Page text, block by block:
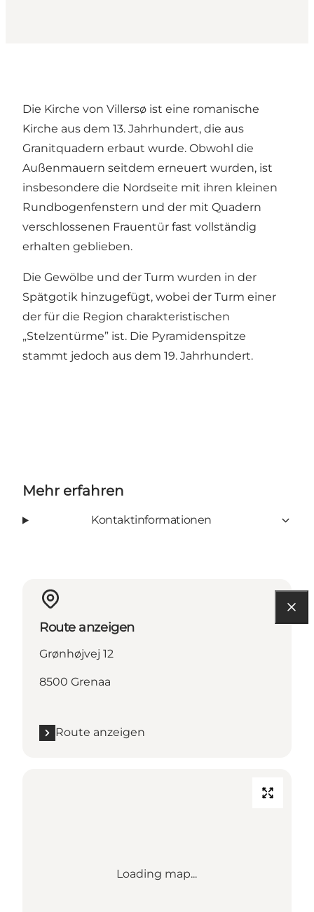
Die Kirche von Villersø ist eine romanische
Kirche aus dem 13. Jahrhundert, die aus
Granitquadern erbaut wurde. Obwohl die
Außenmauern seitdem erneuert wurden, ist
insbesondere die Nordseite mit ihren kleinen
Rundbogenfenstern und der mit Quadern
verschlossenen Frauentür fast vollständig
erhalten geblieben.
Die Gewölbe und der Turm wurden in der
Spätgotik hinzugefügt, wobei der Turm einer
der für die Region charakteristischen
„Stelzentürme” ist. Die Pyramidenspitze
stammt jedoch aus dem 19. Jahrhundert.
Mehr erfahren
Kontaktinformationen
Route anzeigen
Grønhøjvej 12
8500 Grenaa
Route anzeigen
Loading map...